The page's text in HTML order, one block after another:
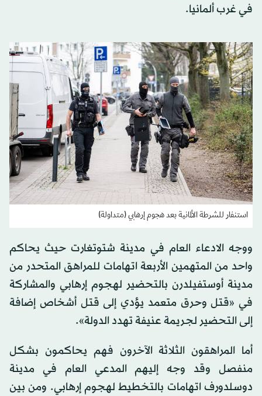
في غرب ألمانيا.
استنفار للشرطة الألمانية بعد هجوم إرهابي (متداولة)
ووجه الادعاء العام في مدينة شتوتغارت حيث يحاكم
واحد من المتهمين الأربعة اتهامات للمراهق المتحدر من
مدينة أوستفيلدرن بالتحضير لهجوم إرهابي والمشاركة
في «قتل وحرق متعمد يؤدي إلى قتل أشخاص إضافة
إلى التحضير لجريمة عنيفة تهدد الدولة».
أما المراهقون الثلاثة الآخرون فهم يحاكمون بشكل
منفصل وقد وجه إليهم المدعي العام في مدينة
دوسلدورف اتهامات بالتخطيط لهجوم إرهابي. ومن بين